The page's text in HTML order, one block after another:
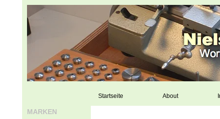
Startseite About
MARKEN